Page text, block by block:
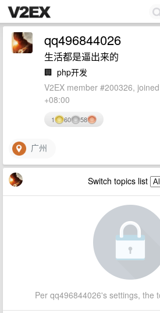
qq496844026
生活都是逼出来的
🏢 php开发
V2EX member #200326,
+08:00
1 60 58
广州
Switch topics list
Per qq496844026's settings, the